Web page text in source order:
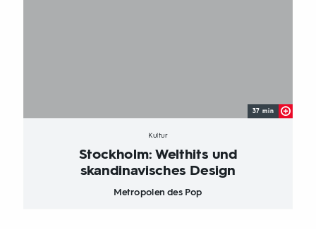
37 min
Kultur
Stockholm: Welthits und
skandinavisches Design
Metropolen des Pop